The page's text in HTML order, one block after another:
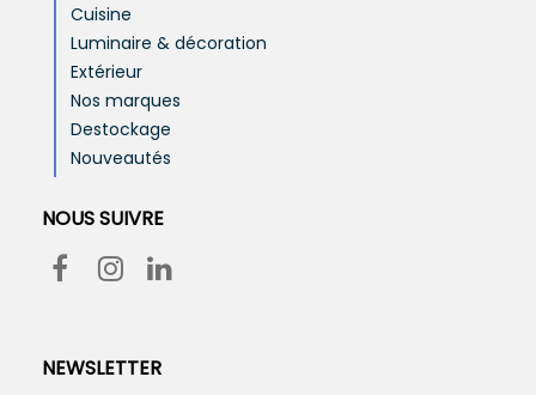
Cuisine
Luminaire & décoration
Extérieur
Nos marques
Destockage
Nouveautés
NOUS SUIVRE
NEWSLETTER